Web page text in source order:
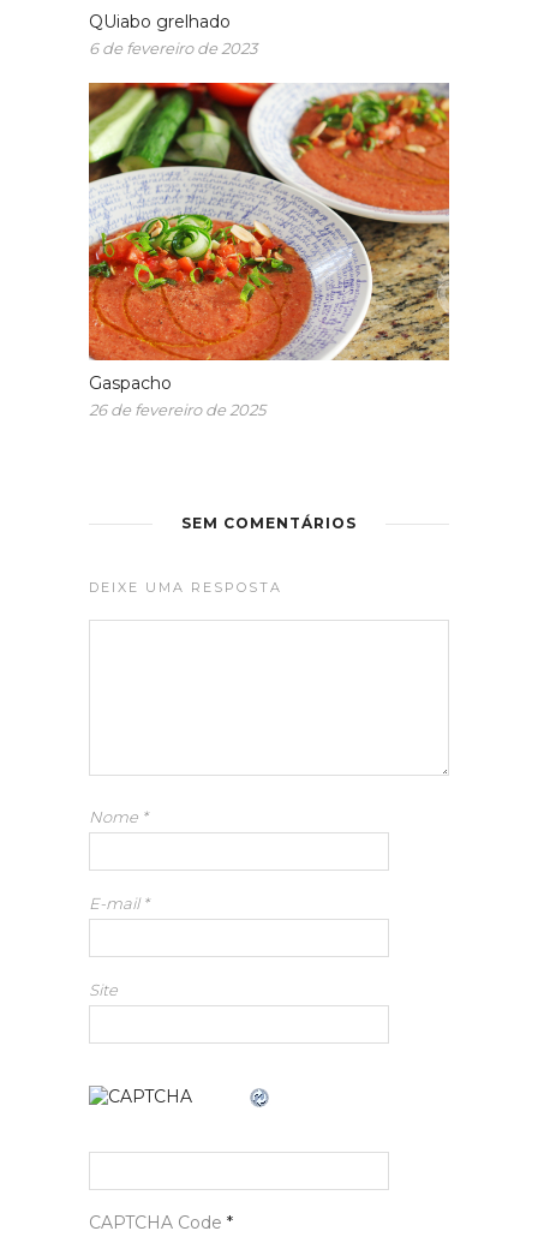
QUiabo grelhado
6 de fevereiro de 2023
Gaspacho
26 de fevereiro de 2025
SEM COMENTÁRIOS
DEIXE UMA RESPOSTA
Nome *
E-mail*
Site
CAPTCHA Code *